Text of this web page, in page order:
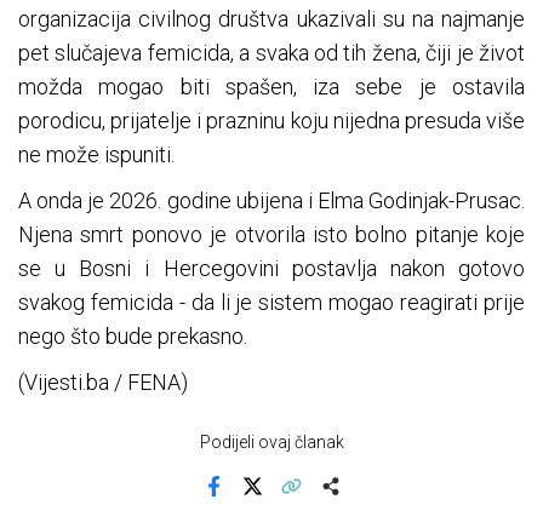
organizacija civilnog društva ukazivali su na najmanje
pet slučajeva femicida, a svaka od tih žena, čiji je život
možda mogao biti spašen, iza sebe je ostavila
porodicu, prijatelje i prazninu koju nijedna presuda više
ne može ispuniti.
A onda je 2026. godine ubijena i Elma Godinjak-Prusac.
Njena smrt ponovo je otvorila isto bolno pitanje koje
se u Bosni i Hercegovini postavlja nakon gotovo
svakog femicida - da li je sistem mogao reagirati prije
nego što bude prekasno.
(Vijesti.ba / FENA)
Podijeli ovaj članak